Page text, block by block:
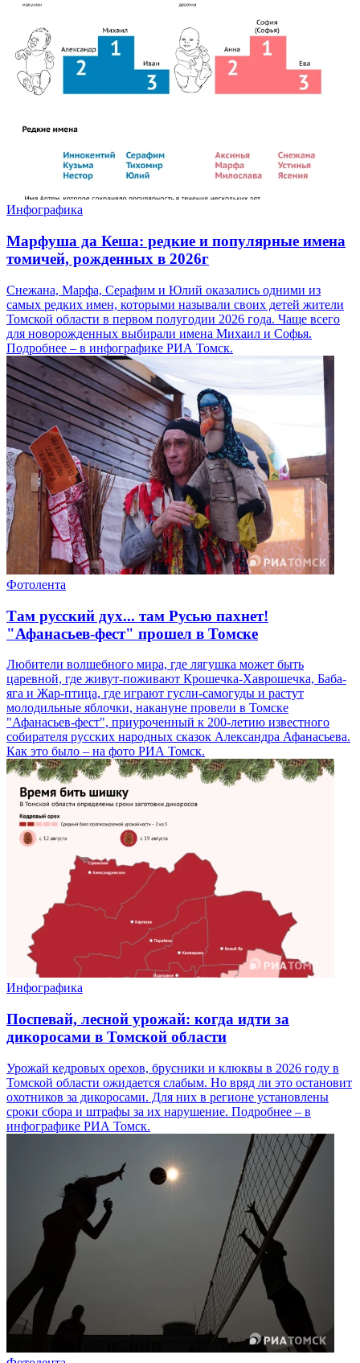
Инфографика
Марфуша да Кеша: редкие и популярные имена
томичей, рожденных в 2026г
Снежана, Марфа, Серафим и Юлий оказались одними из
самых редких имен, которыми называли своих детей жители
Томской области в первом полугодии 2026 года. Чаще всего
для новорожденных выбирали имена Михаил и Софья.
Подробнее – в инфографике РИА Томск.
Фотолента
Там русский дух... там Русью пахнет!
"Афанасьев-фест" прошел в Томске
Любители волшебного мира, где лягушка может быть
царевной, где живут-поживают Крошечка-Хаврошечка, Баба-
яга и Жар-птица, где играют гусли-самогуды и растут
молодильные яблочки, накануне провели в Томске
"Афанасьев-фест", приуроченный к 200-летию известного
собирателя русских народных сказок Александра Афанасьева.
Как это было – на фото РИА Томск.
Инфографика
Поспевай, лесной урожай: когда идти за
дикоросами в Томской области
Урожай кедровых орехов, брусники и клюквы в 2026 году в
Томской области ожидается слабым. Но вряд ли это остановит
охотников за дикоросами. Для них в регионе установлены
сроки сбора и штрафы за их нарушение. Подробнее – в
инфографике РИА Томск.